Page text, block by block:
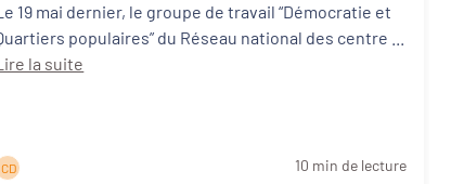
19 mai dernier, le groupe de travail “Démocratie et
la suite
C D
10 min de lecture